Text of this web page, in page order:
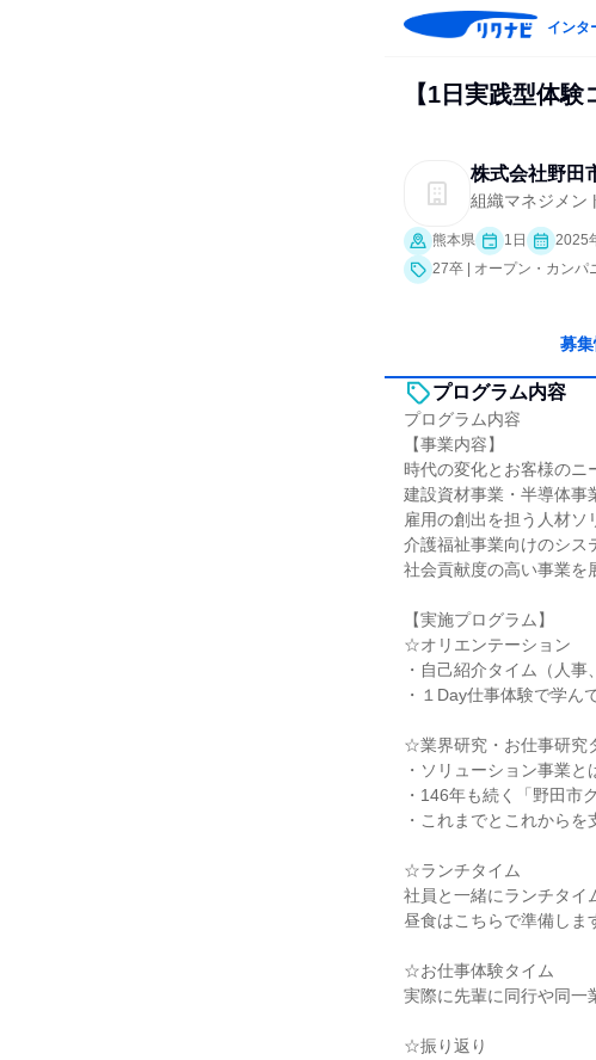
インタ
【1日実践型体
株式会社野田
組織マネジメン
熊本県 1日
2025
27卒 | オープン・カンパ
募
プログラム内容
プログラム内容
【事業内容】
時代の変化とお客様のニ
建設資材事業・半導体事
雇用の創出を担う人材ソ
介護福祉事業向けのシス
社会貢献度の高い事業を
【実施プログラム】
☆オリエンテーション
・自己紹介タイム（人事
・１Day仕事体験で学ん
☆業界研究・お仕事研究
・ソリューション事業と
・146年も続く「野田市
・これまでとこれから
☆ランチタイム
社員と一緒にランチタイ
昼食はこちらで準備しま
☆お仕事体験タイム
実際に先輩に同行や同一
☆振り返り